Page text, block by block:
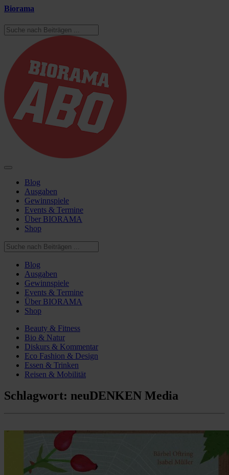
Biorama
Blog
Ausgaben
Gewinnspiele
Events & Termine
Über BIORAMA
Shop
Blog
Ausgaben
Gewinnspiele
Events & Termine
Über BIORAMA
Shop
Beauty & Fitness
Bio & Natur
Diskurs & Kommentar
Eco Fashion & Design
Essen & Trinken
Reisen & Mobilität
Schlagwort: neuDENKEN Media